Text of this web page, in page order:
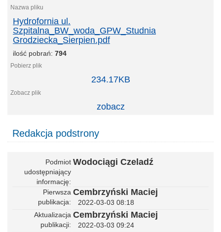
Hydrofornia ul.
Szpitalna_BW_woda_GPW_Studnia
Grodziecka_Sierpien.pdf
ilość pobrań: 794
ul.
Szpitalna_BW_woda_GPW_Studnia
Grodziecka_Sierpien.pdf
234.17KB
zobacz
Redakcja podstrony
Podmiot
udostępniający
informację
Wodociągi Czeladź
Pierwsza
publikacja
Cembrzyński Maciej
2022-03-03 08:18
Aktualizacja
publikacji
Cembrzyński Maciej
2022-03-03 09:24